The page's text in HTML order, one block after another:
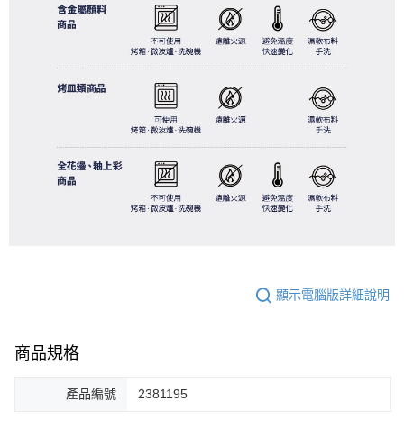
顯示電腦版詳細說明
商品規格
產品編號 2381195